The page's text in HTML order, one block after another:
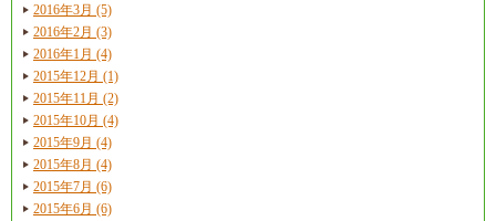
2016年3月 (5)
2016年2月 (3)
2016年1月 (4)
2015年12月 (1)
2015年11月 (2)
2015年10月 (4)
2015年9月 (4)
2015年8月 (4)
2015年7月 (6)
2015年6月 (6)